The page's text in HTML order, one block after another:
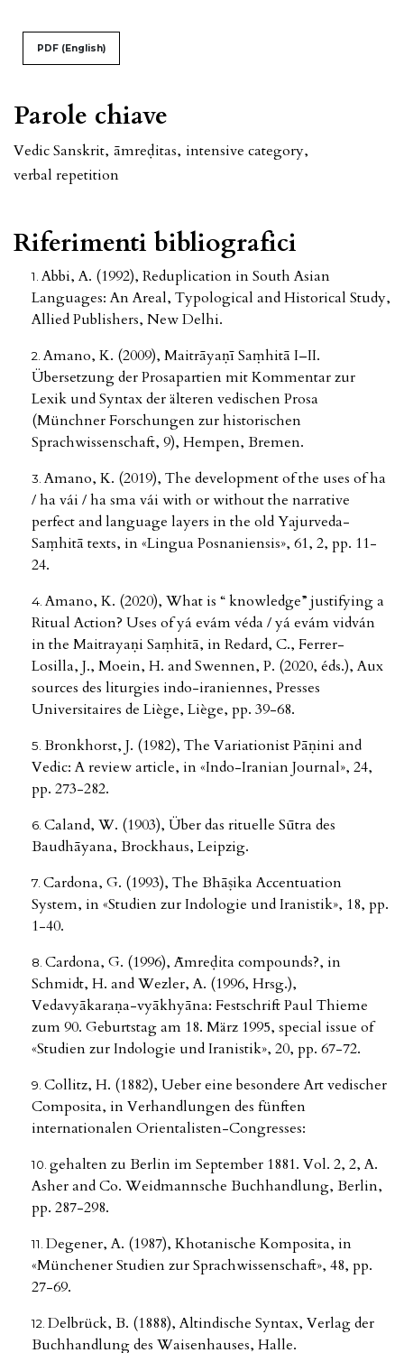
Parole chiave
Vedic Sanskrit, āmreḍitas, intensive category,
verbal repetition
PDF (English)
Riferimenti bibliografici
Abbi, A. (1992), Reduplication in South Asian
Languages: An Areal, Typological and Historical Study,
Allied Publishers, New Delhi.
Amano, K. (2009), Maitrāyaṇī Saṃhitā I–II.
Übersetzung der Prosapartien mit Kommentar zur
Lexik und Syntax der älteren vedischen Prosa
(Münchner Forschungen zur historischen
Sprachwissenschaft, 9), Hempen, Bremen.
Amano, K. (2019), The development of the uses of ha
/ ha vái / ha sma vái with or without the narrative
perfect and language layers in the old Yajurveda-
Saṃhitā texts, in «Lingua Posnaniensis», 61, 2, pp. 11-
24.
Amano, K. (2020), What is “ knowledge” justifying a
Ritual Action? Uses of yá evám véda / yá evám vidván
in the Maitrayaṇi Saṃhitā, in Redard, C., Ferrer-
Losilla, J., Moein, H. and Swennen, P. (2020, éds.), Aux
sources des liturgies indo-iraniennes, Presses
Universitaires de Liège, Liège, pp. 39-68.
Bronkhorst, J. (1982), The Variationist Pāṇini and
Vedic: A review article, in «Indo-Iranian Journal», 24,
pp. 273-282.
Caland, W. (1903), Über das rituelle Sūtra des
Baudhāyana, Brockhaus, Leipzig.
Cardona, G. (1993), The Bhāṣika Accentuation
System, in «Studien zur Indologie und Iranistik», 18, pp.
1-40.
Cardona, G. (1996), Āmreḍita compounds?, in
Schmidt, H. and Wezler, A. (1996, Hrsg.),
Vedavyākaraṇa-vyākhyāna: Festschrift Paul Thieme
zum 90. Geburtstag am 18. März 1995, special issue of
«Studien zur Indologie und Iranistik», 20, pp. 67-72.
Collitz, H. (1882), Ueber eine besondere Art vedischer
Composita, in Verhandlungen des fünften
internationalen Orientalisten-Congresses:
gehalten zu Berlin im September 1881. Vol. 2, 2, A.
Asher and Co. Weidmannsche Buchhandlung, Berlin,
pp. 287-298.
Degener, A. (1987), Khotanische Komposita, in
«Münchener Studien zur Sprachwissenschaft», 48, pp.
27-69.
Delbrück, B. (1888), Altindische Syntax, Verlag der
Buchhandlung des Waisenhauses, Halle.